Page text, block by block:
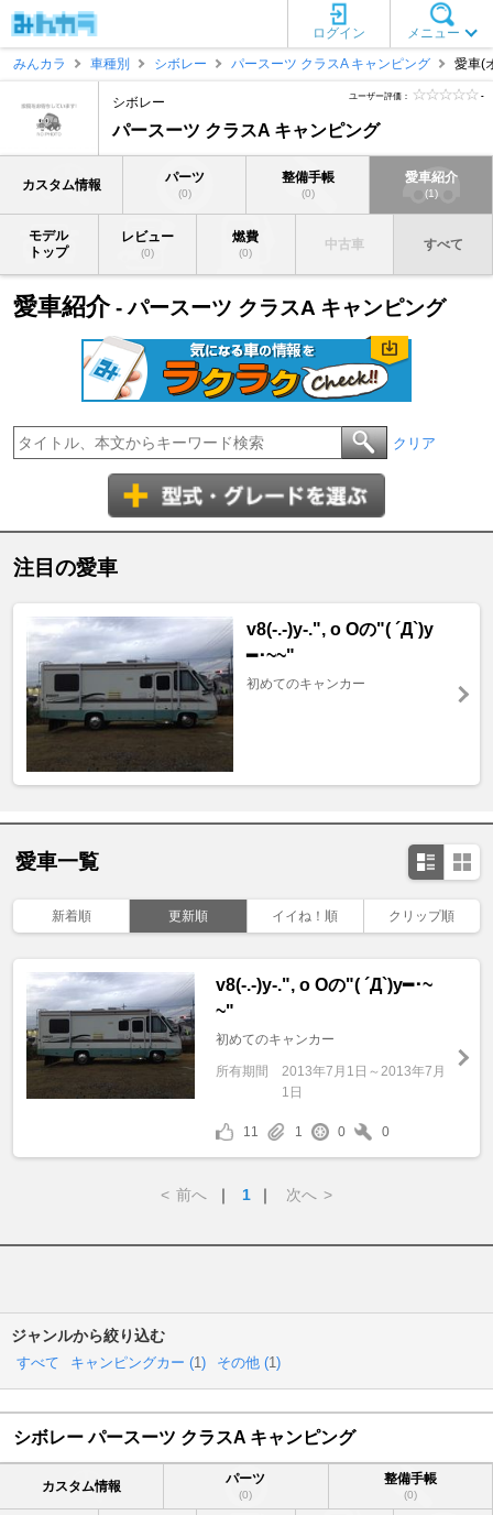
メニュー
ログイン
みんカラ
車種別 シボレー パースーツ クラスA キャンピング 愛車(
シボレー
パースーツ クラスA キャンピング
ユーザー評価： -
カスタム情報 パーツ
(0)
整備手帳
(0)
愛車紹介
(1)
モデル
トップ
レビュー
(0)
燃費
(0)
中古車 すべて
愛車紹介- パースーツ クラスA キャンピング
クリア
注目の愛車
v8(-.-)y-.", o Oの"( ´Д`)y
━･~~"
初めてのキャンカー
愛車一覧
新着順 更新順 イイね！順 クリップ順
v8(-.-)y-.", o Oの"( ´Д`)y━･~
~"
初めてのキャンカー
所有期間
2013年7月1日～2013年7月
1日
11 1 0 0
< 前へ ｜ 1 ｜ 次へ >
ジャンルから絞り込む
すべて キャンピングカー (1) その他 (1)
シボレー パースーツ クラスA キャンピング
カスタム情報 パーツ
(0)
整備手帳
(0)